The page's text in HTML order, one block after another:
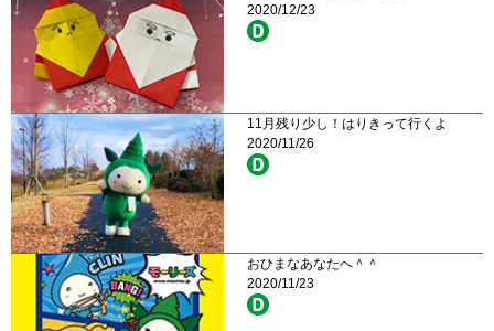
2020/12/23
11月残り少し！はりきって行くよ
2020/11/26
おひまなあなたへ＾＾
2020/11/23